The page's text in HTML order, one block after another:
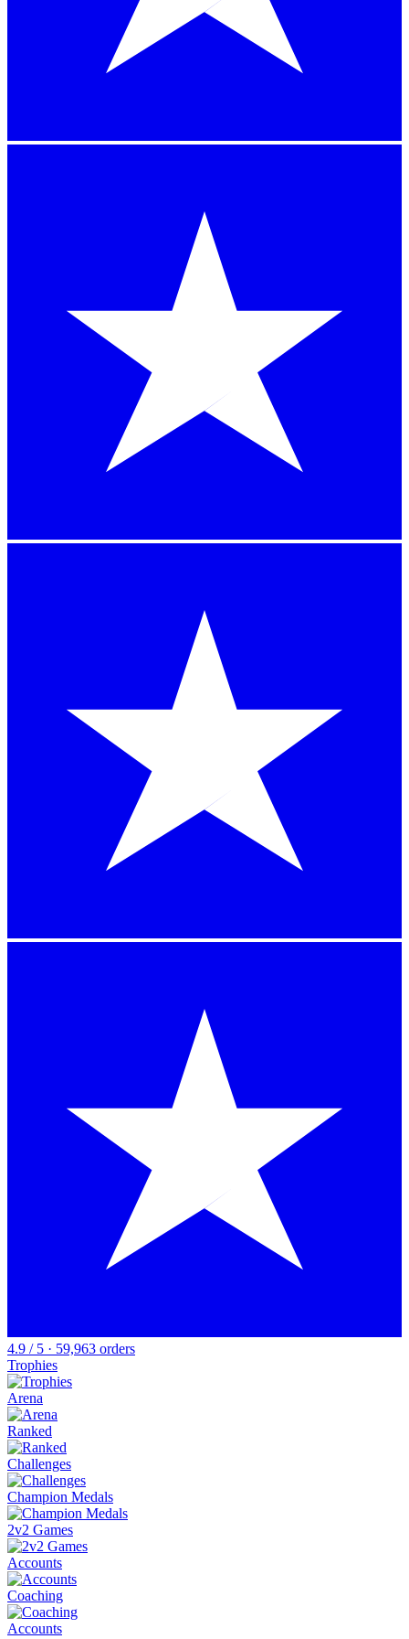
4.9 / 5 · 59,963 orders
Trophies
Arena
Ranked
Challenges
Champion Medals
2v2 Games
Accounts
Coaching
Accounts